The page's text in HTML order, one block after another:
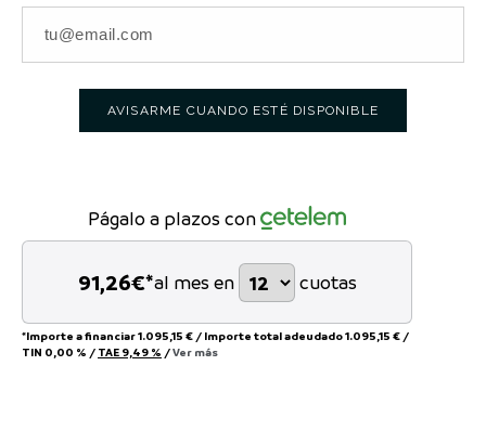
AVISARME CUANDO ESTÉ DISPONIBLE
Págalo a plazos con
91,26€*al mes en cuotas
*Importe a financiar1.095,15 € / Importe total adeudado1.095,15 € /
TIN 0,00 % / TAE 9,49 % /Ver más